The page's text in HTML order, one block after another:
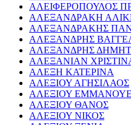
ΑΛΕΙΦΕΡΟΠΟΥΛΟΣ
ΑΛΕΞΑΝΔΡΑΚΗ
ΑΛΕΞΑΝΔΡΑΚΗΣ
ΑΛΕΞΑΝΔΡΗΣ
ΑΛΕΞΑΝΔΡΗΣ
ΑΛΕΞΑΝΙΑΝ
ΑΛΕΞΗ ΚΑΤΕΡΙΝΑ
ΑΛΕΞΙΟΥ ΑΓΗΣΙΛΑΟΣ
ΑΛΕΞΙΟΥ
ΑΛΕΞΙΟΥ ΘΑΝΟΣ
ΑΛΕΞΙΟΥ ΝΙΚΟΣ